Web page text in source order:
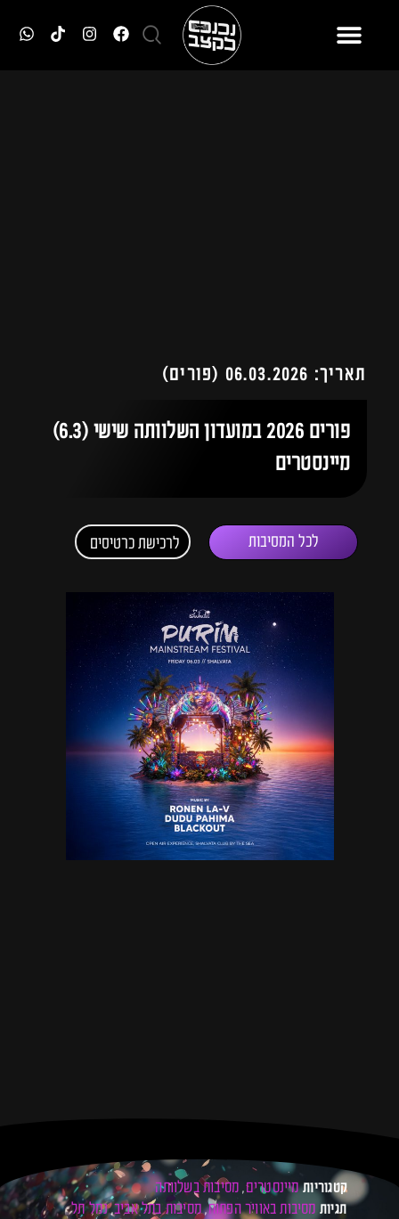
תאריך: 06.03.2026 (פורים)
פורים 2026 במועדון השלוותה שישי (6.3)
מיינסטרים
לכל המסיבות לרכישת כרטיסים
קטגוריות מיינסטרים, מסיבות בשלוותה
תגיות מסיבות באוויר הפתוח,מסיבות בתל אביב,נמל תל